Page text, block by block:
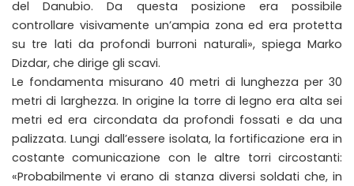
del Danubio. Da questa posizione era possibile
controllare visivamente un’ampia zona ed era protetta
su tre lati da profondi burroni naturali», spiega Marko
Dizdar, che dirige gli scavi.
Le fondamenta misurano 40 metri di lunghezza per 30
metri di larghezza. In origine la torre di legno era alta sei
metri ed era circondata da profondi fossati e da una
palizzata. Lungi dall’essere isolata, la fortificazione era in
costante comunicazione con le altre torri circostanti:
«Probabilmente vi erano di stanza diversi soldati che, in